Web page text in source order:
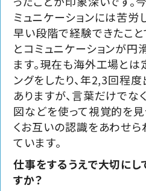
ミュニケーションには苦労
早い段階で経験できたこと
とコミュニケーションが円
ます。現在も海外工場とは
ングをしたり、年2,3回程
ありますが、言葉だけでな
図などを使って視覚的を見
くお互いの認識をあわせら
ています。
仕事をするうえで大切にし
すか？